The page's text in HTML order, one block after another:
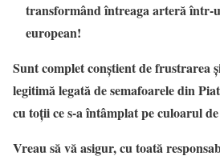
transformând întreaga arteră într-
european!
Sunt complet conștient de frustrarea
legitimă legată de semafoarele din
cu toții ce s-a întâmplat pe culoarul
Vreau să vă asigur, cu toată